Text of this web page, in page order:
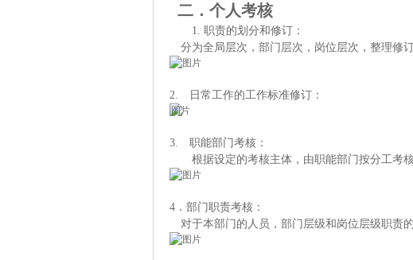
二．个人考核
1. 职责的划分和修订 ：
分为全局层次，部门层次，岗位层次， 整理修
2. 日常工作的工作标准修订：
3.
职能部门考核：
根据设定的考核主体，由职能部门按分工考
4 ． 部门职责考核：
对于本部门的人员，部门层级和岗位层级职责